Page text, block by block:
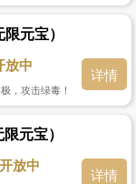
元宝）
放中 详情
，攻击绿毒！
元宝）
放中 详情